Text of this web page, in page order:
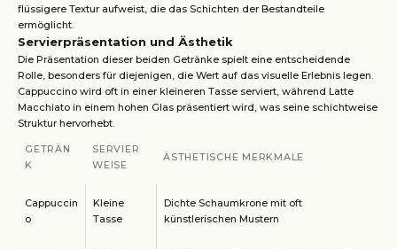
flüssigere Textur aufweist, die das Schichten der Bestandteile
ermöglicht.
Servierpräsentation und Ästhetik
Die Präsentation dieser beiden Getränke spielt eine entscheidende
Rolle, besonders für diejenigen, die Wert auf das visuelle Erlebnis legen.
Cappuccino wird oft in einer kleineren Tasse serviert, während Latte
Macchiato in einem hohen Glas präsentiert wird, was seine schichtweise
Struktur hervorhebt.
GETRÄN
K
SERVIER
WEISE
ÄSTHETISCHE MERKMALE
Cappuccin
o
Kleine
Tasse
Dichte Schaumkrone mit oft
künstlerischen Mustern